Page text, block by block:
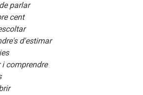
parlar
cent
d'estimar
i comprendre